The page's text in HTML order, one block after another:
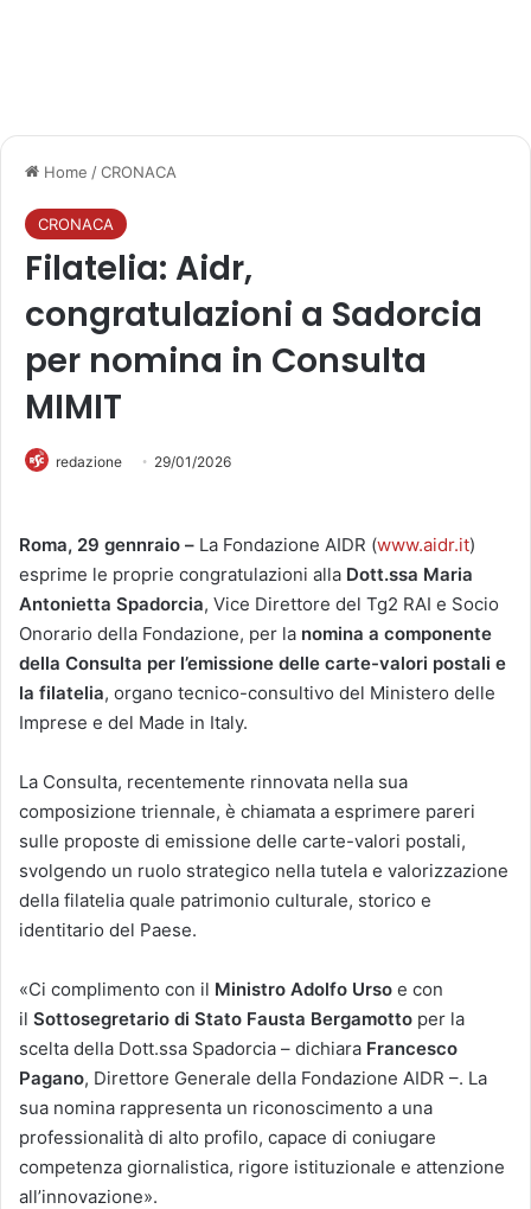
Home /CRONACA
CRONACA
Filatelia: Aidr,
congratulazioni a Sadorcia
per nomina in Consulta
MIMIT
redazione 29/01/2026
Roma, 29 gennraio – La Fondazione AIDR (www.aidr.it)
esprime le proprie congratulazioni alla Dott.ssa Maria
Antonietta Spadorcia, Vice Direttore del Tg2 RAI e Socio
Onorario della Fondazione, per la nomina a componente
della Consulta per l’emissione delle carte-valori postali e
la filatelia, organo tecnico-consultivo del Ministero delle
Imprese e del Made in Italy.
La Consulta, recentemente rinnovata nella sua
composizione triennale, è chiamata a esprimere pareri
sulle proposte di emissione delle carte-valori postali,
svolgendo un ruolo strategico nella tutela e valorizzazione
della filatelia quale patrimonio culturale, storico e
identitario del Paese.
«Ci complimento con il Ministro Adolfo Urso e con
il Sottosegretario di Stato Fausta Bergamotto per la
scelta della Dott.ssa Spadorcia – dichiara Francesco
Pagano, Direttore Generale della Fondazione AIDR –. La
sua nomina rappresenta un riconoscimento a una
professionalità di alto profilo, capace di coniugare
competenza giornalistica, rigore istituzionale e attenzione
all’innovazione».